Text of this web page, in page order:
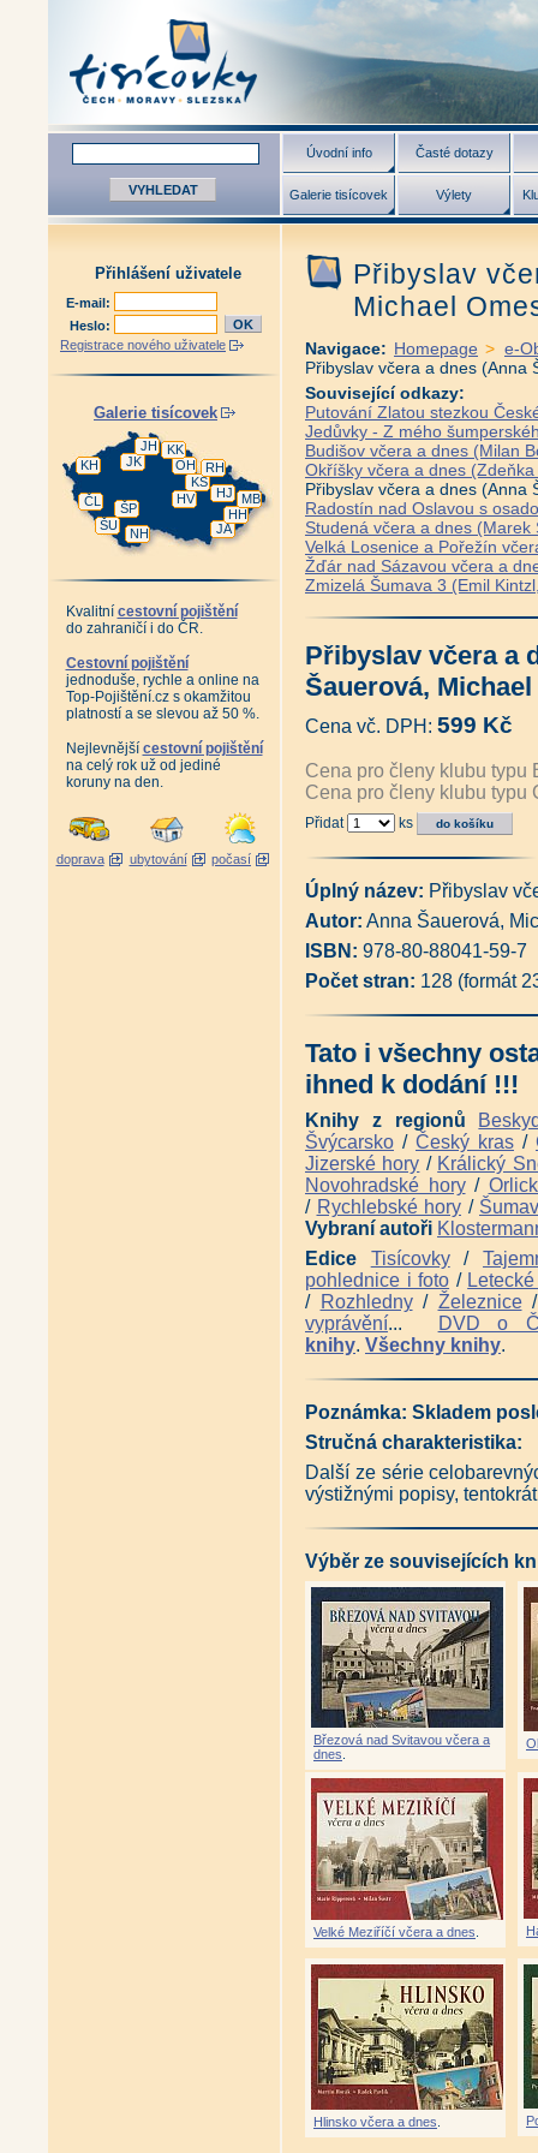
Úvodní info Časté dotazy
Galerie tisícovek Výlety
Přihlášení uživatele
E-mail:
Heslo:
Registrace nového uživatele
Galerie tisícovek
JA
HH
MB
HJ
HV
NH
KS
RH
ŠP
ŠU
OH
JK
KK
ČL
JH
KH
Kvalitní cestovní pojištění
do zahraničí i do ČR.
Cestovní pojištění
jednoduše, rychle a online na
Top-Pojištění.cz s okamžitou
platností a se slevou až 50 %.
Nejlevnější cestovní pojištění
na celý rok už od jediné
koruny na den.
doprava ubytování počasí
Přibyslav
Michael
Navigace: Homepage > e-
Přibyslav včera a dnes (Anna
Související odkazy:
Putování Zlatou stezkou
Jedůvky - Z mého
Budišov včera a dnes (Milan
Okříšky včera a dnes
Přibyslav včera a dnes (Anna
Radostín nad Oslavou s
Studená včera a dnes (Marek
Velká Losenice a Pořežín
Žďár nad Sázavou včera a
Zmizelá Šumava 3 (Emil
Přibyslav včera a
Šauerová,
Cena vč. DPH: 599 Kč
Cena pro členy klubu typu
Cena pro členy klubu typu
Přidat ks
Úplný název: Přibyslav
Autor: Anna Šauerová,
ISBN: 978-80-88041-59-7
Počet stran: 128 (formát
Tato i všechny
ihned k dodání !!!
Knihy z regionů
Švýcarsko / Český kras /
Jizerské hory / Králický
Novohradské hory/
/ Rychlebské hory /
Vybraní autoři
Edice Tisícovky/
pohlednice i foto /
/ Rozhledny/ Železnice
vyprávění...
DVD o
knihy. Všechny knihy.
Poznámka: Skladem
Stručná charakteristika:
Další ze série
výstižnými popisy,
Výběr ze souvisejících
Březová nad Svitavou včera a
dnes
Velké Meziříčí včera a dnes
Hlinsko včera a dnes